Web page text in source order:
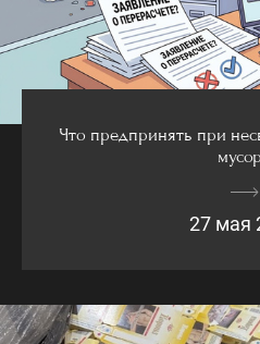
Что предпринять при
27 мая